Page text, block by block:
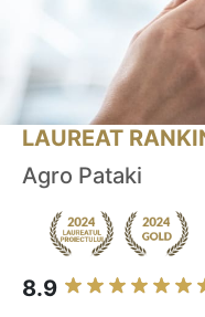
LAUREAT
Agro Pataki
8.9